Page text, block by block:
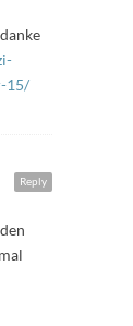
15/
Reply